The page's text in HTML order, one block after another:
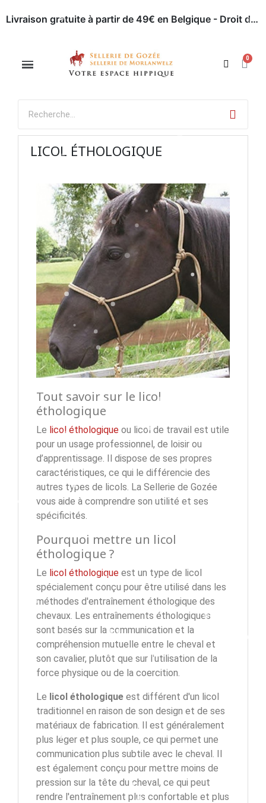
Livraison gratuite à partir de 49€ en Belgique - Droit de retour dans les 30 jours - Paiement en ligne sécurisé
LICOL ÉTHOLOGIQUE
Tout savoir sur le licol
éthologique
Le licol éthologique ou licol de travail est utile
pour un usage professionnel, de loisir ou
d’apprentissage. Il dispose de ses propres
caractéristiques, ce qui le différencie des
autres types de licols. La Sellerie de Gozée
vous aide à comprendre son utilité et ses
spécificités.
Pourquoi mettre un licol
éthologique ?
Le licol éthologique est un type de licol
spécialement conçu pour être utilisé dans les
méthodes d'entraînement éthologique des
chevaux. Les entraînements éthologiques
sont basés sur la communication et la
compréhension mutuelle entre le cheval et
son cavalier, plutôt que sur l'utilisation de la
force physique ou de la coercition.
Le licol éthologique est différent d'un licol
traditionnel en raison de son design et de ses
matériaux de fabrication. Il est généralement
plus léger et plus souple, ce qui permet une
communication plus subtile avec le cheval. Il
est également conçu pour mettre moins de
pression sur la tête du cheval, ce qui peut
rendre l'entraînement plus confortable et plus